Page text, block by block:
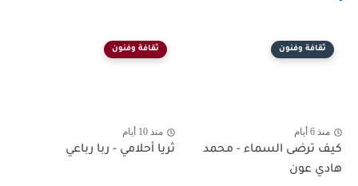
ثقافة وفنون
منذ 6 أيام
كيف ترضى السماء - محمد
هادي عون
ثقافة وفنون
منذ 10 أيام
ثريا أحلامي - ربا رباعي